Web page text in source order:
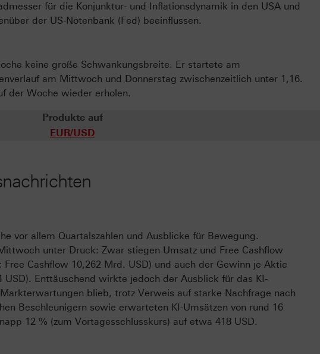
für die Konjunktur- und Inflationsdynamik in den USA und
der US-Notenbank (Fed) beeinflussen.
keine große Schwankungsbreite. Er startete am
am Mittwoch und Donnerstag zwischenzeitlich unter 1,16.
der Woche wieder erholen.
Produkte auf
EUR/USD
vor allem Quartalszahlen und Ausblicke für Bewegung.
unter Druck: Zwar stiegen Umsatz und Free Cashflow
Cashflow 10,262 Mrd. USD) und auch der Gewinn je Aktie
USD). Enttäuschend wirkte jedoch der Ausblick für das KI-
blieb, trotz Verweis auf starke Nachfrage nach
Beschleunigern sowie erwarteten KI-Umsätzen von rund 16
12 % (zum Vortagesschlusskurs) auf etwa 418 USD.